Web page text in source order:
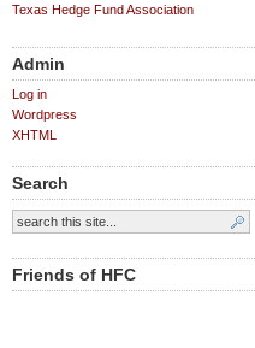
Texas Hedge Fund Association
Admin
Log in
Wordpress
XHTML
Search
Friends of HFC